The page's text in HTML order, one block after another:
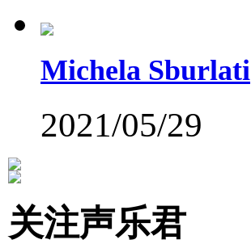
Michela Sburlati
2021/05/29
关注声乐君